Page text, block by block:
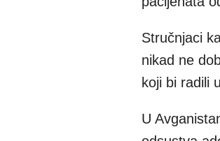
Stručnjaci
nikad ne
koji bi radili
U